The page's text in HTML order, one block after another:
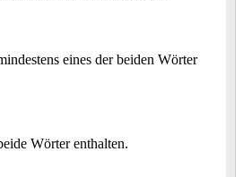
eines der beiden Wörter
Wörter enthalten.